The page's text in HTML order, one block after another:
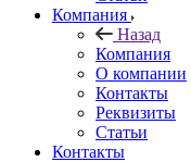
Компания
Назад
Компания
О компании
Контакты
Реквизиты
Статьи
Контакты